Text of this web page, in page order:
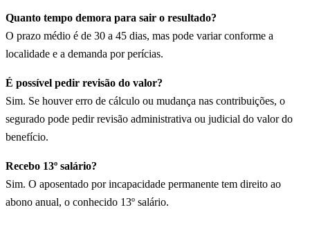
Quanto tempo demora para sair o resultado?
O prazo médio é de 30 a 45 dias, mas pode variar conforme a
localidade e a demanda por perícias.
É possível pedir revisão do valor?
Sim. Se houver erro de cálculo ou mudança nas contribuições, o
segurado pode pedir revisão administrativa ou judicial do valor do
benefício.
Recebo 13º salário?
Sim. O aposentado por incapacidade permanente tem direito ao
abono anual, o conhecido 13º salário.